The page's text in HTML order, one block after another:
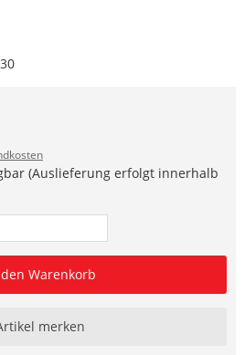
(Auslieferung erfolgt innerhalb
Warenkorb
merken